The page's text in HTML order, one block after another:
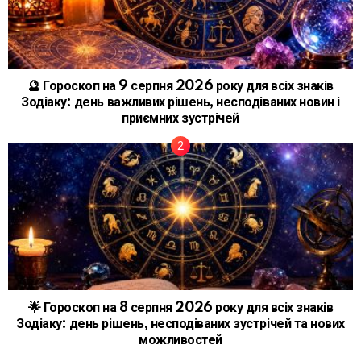
🔮 Гороскоп на 9 серпня 2026 року для всіх знаків
Зодіаку: день важливих рішень, несподіваних новин і
приємних зустрічей
🌟 Гороскоп на 8 серпня 2026 року для всіх знаків
Зодіаку: день рішень, несподіваних зустрічей та нових
можливостей